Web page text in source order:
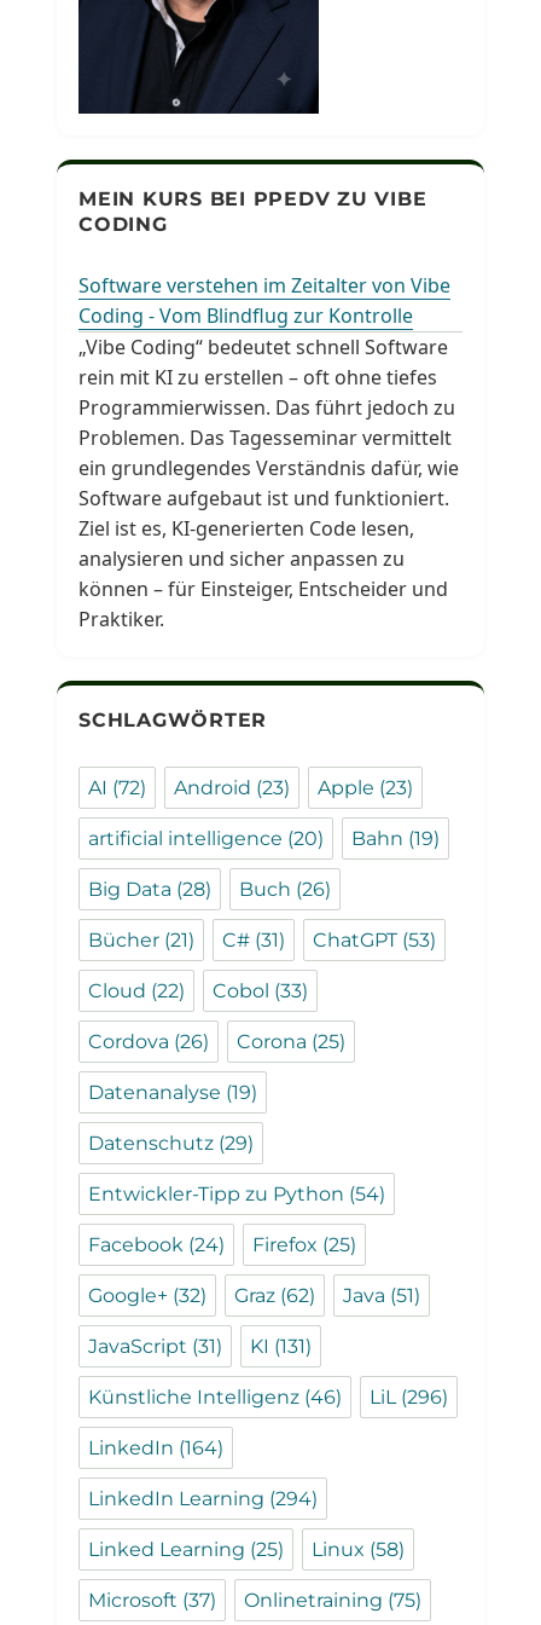
MEIN KURS BEI PPEDV ZU VIBE
CODING
Software verstehen im Zeitalter von Vibe
Coding - Vom Blindflug zur Kontrolle
„Vibe Coding“ bedeutet schnell Software
rein mit KI zu erstellen – oft ohne tiefes
Programmierwissen. Das führt jedoch zu
Problemen. Das Tagesseminar vermittelt
ein grundlegendes Verständnis dafür, wie
Software aufgebaut ist und funktioniert.
Ziel ist es, KI-generierten Code lesen,
analysieren und sicher anpassen zu
können – für Einsteiger, Entscheider und
Praktiker.
SCHLAGWÖRTER
AI (72) Android (23) Apple (23)
artificial intelligence (20) Bahn (19)
Big Data (28) Buch (26)
Bücher (21) C# (31) ChatGPT(53)
Cloud (22) Cobol (33)
Cordova (26) Corona (25)
Datenanalyse (19)
Datenschutz (29)
Entwickler-Tipp zu Python (54)
Facebook (24) Firefox (25)
Google+ (32) Graz (62) Java (51)
JavaScript (31) KI (131)
Künstliche Intelligenz (46) LiL(296)
LinkedIn (164)
LinkedIn Learning (294)
Linked Learning (25) Linux (58)
Microsoft (37) Onlinetraining (75)